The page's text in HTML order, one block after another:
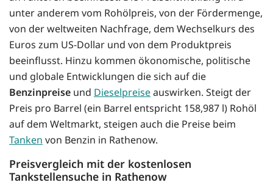
unter anderem vom Rohölpreis, von der Fördermenge,
von der weltweiten Nachfrage, dem Wechselkurs des
Euros zum US-Dollar und von dem Produktpreis
beeinflusst. Hinzu kommen ökonomische, politische
und globale Entwicklungen die sich auf die
Benzinpreise und Dieselpreiseauswirken. Steigt der
Preis pro Barrel (ein Barrel entspricht 158,987 l) Rohöl
auf dem Weltmarkt, steigen auch die Preise beim
Tanken von Benzin in Rathenow.
Preisvergleich mit der kostenlosen
Tankstellensuche in Rathenow